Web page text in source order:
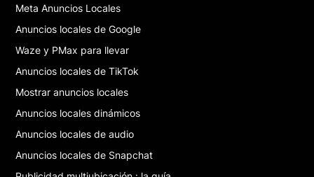
Meta Anuncios Locales
Anuncios locales de Google
Waze y PMax para llevar
Anuncios locales de TikTok
Mostrar anuncios locales
Anuncios locales dinámicos
Anuncios locales de audio
Anuncios locales de Snapchat